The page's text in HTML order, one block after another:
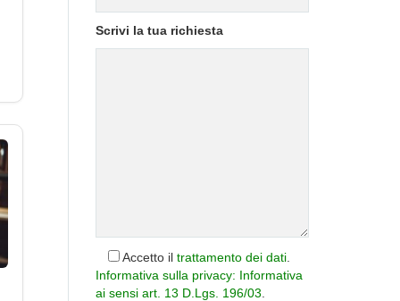
Scrivi la tua richiesta
Accetto il trattamento dei dati
Informativa sulla privacy: Informativa
ai sensi art. 13 D.Lgs. 196/03